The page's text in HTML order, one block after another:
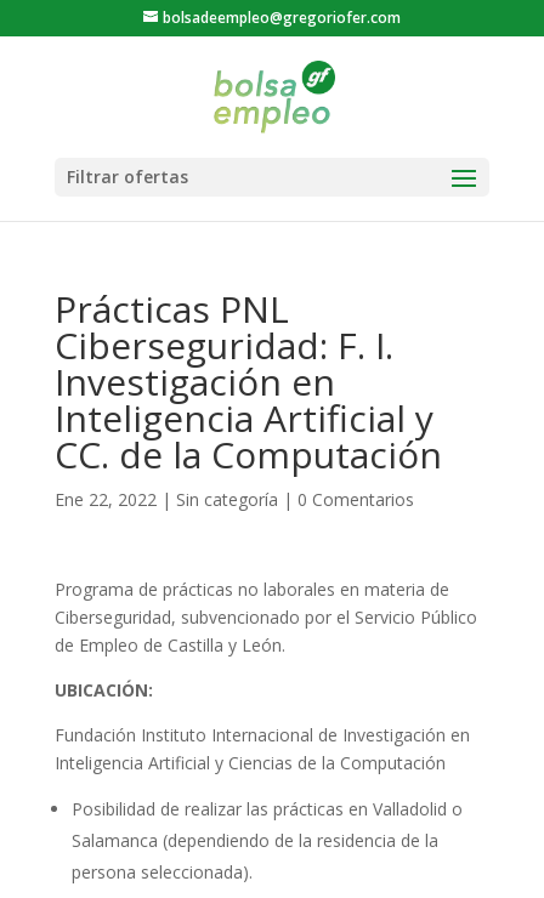
bolsadeempleo@gregoriofer.com
Prácticas PNL
Ciberseguridad: F. I.
Investigación en
Inteligencia Artificial y
CC. de la Computación
Ene 22, 2022| Sin categoría | 0 Comentarios
Programa de prácticas no laborales en materia de
Ciberseguridad, subvencionado por el Servicio Público
de Empleo de Castilla y León.
UBICACIÓN:
Fundación Instituto Internacional de Investigación en
Inteligencia Artificial y Ciencias de la Computación
Posibilidad de realizar las prácticas en Valladolid o
Salamanca (dependiendo de la residencia de la
persona seleccionada).